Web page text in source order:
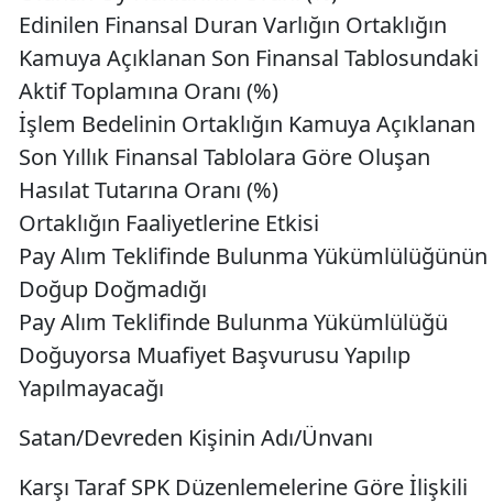
Edinilen Finansal Duran Varlığın Ortaklığın
Kamuya Açıklanan Son Finansal Tablosundaki
Aktif Toplamına Oranı (%)
İşlem Bedelinin Ortaklığın Kamuya Açıklanan
Son Yıllık Finansal Tablolara Göre Oluşan
Hasılat Tutarına Oranı (%)
Ortaklığın Faaliyetlerine Etkisi
Pay Alım Teklifinde Bulunma Yükümlülüğünün
Doğup Doğmadığı
Pay Alım Teklifinde Bulunma Yükümlülüğü
Doğuyorsa Muafiyet Başvurusu Yapılıp
Yapılmayacağı
Satan/Devreden Kişinin Adı/Ünvanı
Karşı Taraf SPK Düzenlemelerine Göre İlişkili